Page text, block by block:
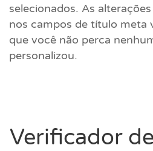
selecionados. As
nos campos de título meta
que você não perca
personalizou.
Verificador